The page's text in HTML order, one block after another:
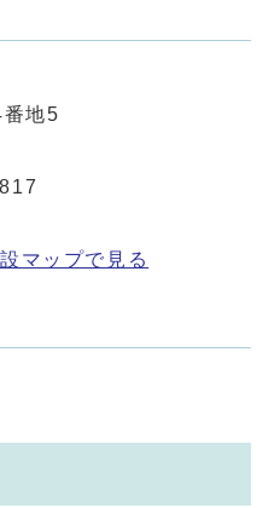
地5
マップで見る